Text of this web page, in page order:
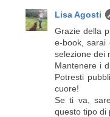
Lisa Agosti
Grazie della
e-book, sarai
selezione dei
Mantenere i
Potresti
cuore!
Se ti va,
questo tipo di